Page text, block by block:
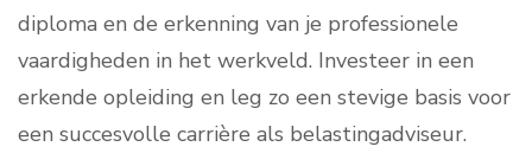
diploma en de erkenning van je professionele
vaardigheden in het werkveld. Investeer in een
erkende opleiding en leg zo een stevige basis voor
een succesvolle carrière als belastingadviseur.